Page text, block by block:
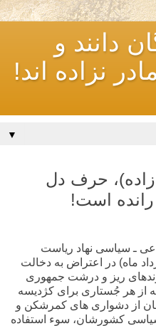
دانند و
نزاده اند!
▼
حرف دل
رانده است!
ـ سیاسی نهاد ریاست
آذربایجان»، دیروز (۱۱ خرداد ماه) در اعتراض به دخالت
ریز و درشت جمهوری
از هر جُستاری برای کژدیسه
از دشواری های کمرشکن و
کشورشان، سوء استفاده